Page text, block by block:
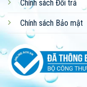
Chính sách Đổi trả
Chính sách Bảo mật